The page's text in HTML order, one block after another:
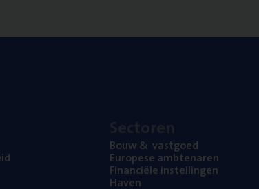
Bouw& vastgoed
Euro­pe­se ambtenaren
Finan­ci­ë­le instellingen
Haven